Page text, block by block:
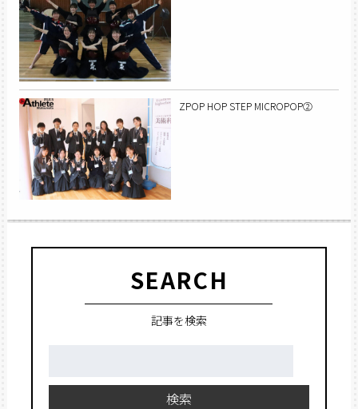
ZPOP HOP STEP MICROPOP②
SEARCH
記事を検索
検索